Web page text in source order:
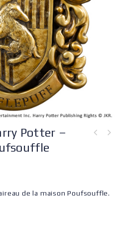
Potter –
de la maison Poufsouffle.